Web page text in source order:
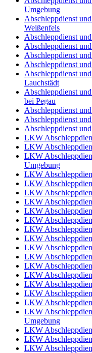
Umgebung
Abschleppdienst
Weißenfels
Abschleppdienst
Abschleppdienst
Abschleppdienst
Abschleppdienst
Abschleppdienst
Lauchstädt
Abschleppdienst
bei Pegau
Abschleppdienst
Abschleppdienst
Abschleppdienst
LKW
LKW
LKW
Umgebung
LKW
LKW
LKW
LKW
LKW
LKW
LKW
LKW
LKW
LKW
LKW
LKW
LKW
LKW
LKW
LKW
Umgebung
LKW
LKW
LKW